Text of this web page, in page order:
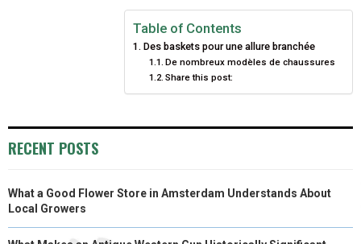
O N
E
S
T
N
Table of Contents
Des baskets pour une allure branchée
De nombreux modèles de chaussures
Share this post:
RECENT POSTS
What a Good Flower Store in Amsterdam Understands About
Local Growers